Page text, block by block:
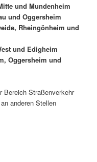
und Mundenheim
und Oggersheim
Rheingönheim und
und Edigheim
Oggersheim und
Bereich Straßenverkehr
anderen Stellen